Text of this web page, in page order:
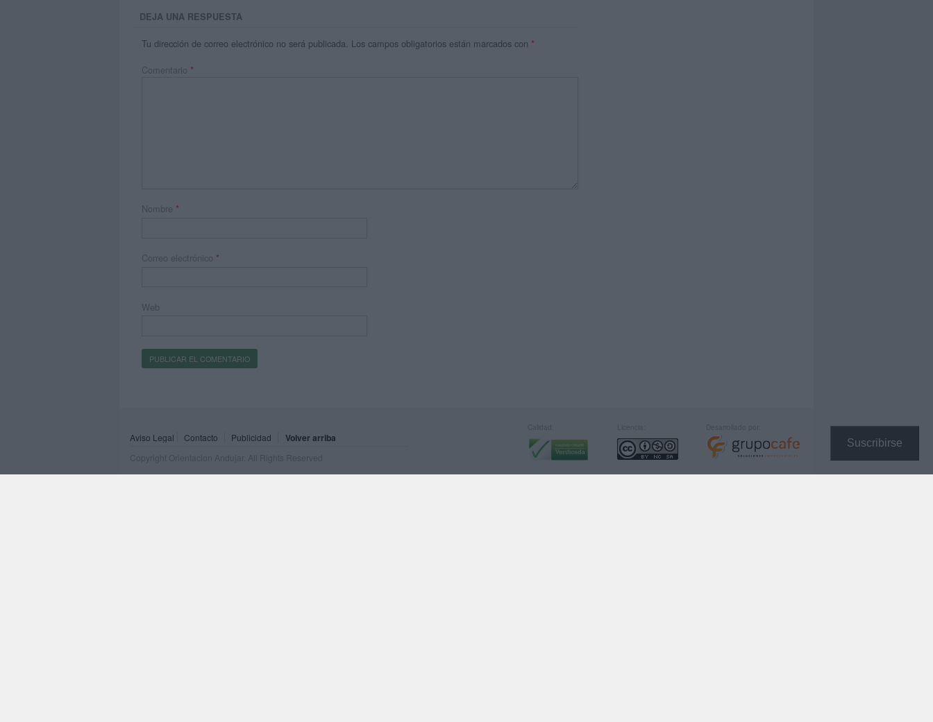
Suscribirse
DEJA UNA RESPUESTA
Tu dirección de correo electrónico no será publicada. Los campos obligatorios están marcados con *
Comentario *
Nombre *
Correo electrónico *
Web
Aviso Legal Contacto Publicidad Volver arriba